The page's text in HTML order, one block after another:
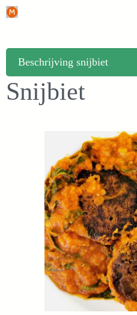
Ga
inhoudBeschrijving snijbiet
Snijbiet